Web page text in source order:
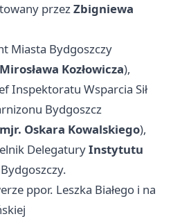
przezZbigniewa
Miasta Bydgoszczy
Mirosława Kozłowicza),
Inspektoratu Wsparcia Sił
Bydgoszcz
mjr. Oskara Kowalskiego),
DelegaturyInstytutu
ppor. Leszka Białego i na